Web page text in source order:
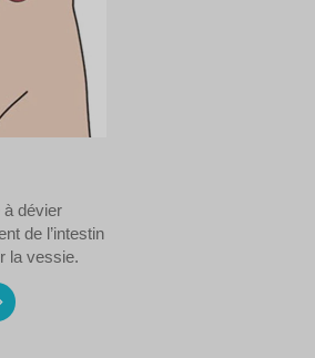
à dévier
de l’intestin
la vessie.